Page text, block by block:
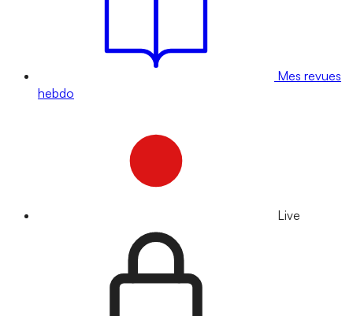
Mes revues
hebdo
Live